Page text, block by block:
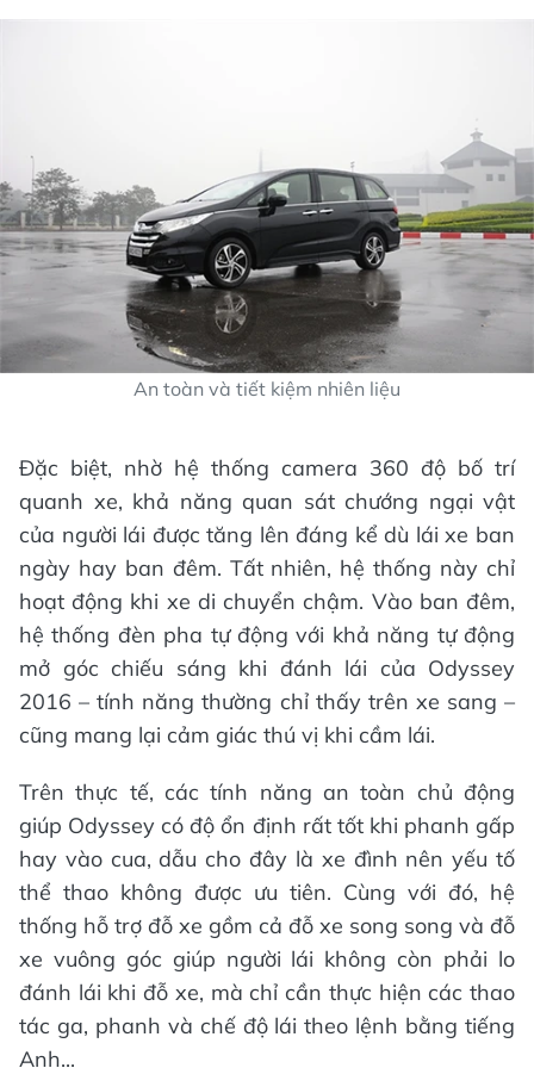
An toàn và tiết kiệm nhiên liệu
Đặc biệt, nhờ hệ thống camera 360 độ bố trí
quanh xe, khả năng quan sát chướng ngại vật
của người lái được tăng lên đáng kể dù lái xe ban
ngày hay ban đêm. Tất nhiên, hệ thống này chỉ
hoạt động khi xe di chuyển chậm. Vào ban đêm,
hệ thống đèn pha tự động với khả năng tự động
mở góc chiếu sáng khi đánh lái của Odyssey
2016 – tính năng thường chỉ thấy trên xe sang –
cũng mang lại cảm giác thú vị khi cầm lái.
Trên thực tế, các tính năng an toàn chủ động
giúp Odyssey có độ ổn định rất tốt khi phanh gấp
hay vào cua, dẫu cho đây là xe đình nên yếu tố
thể thao không được ưu tiên. Cùng với đó, hệ
thống hỗ trợ đỗ xe gồm cả đỗ xe song song và đỗ
xe vuông góc giúp người lái không còn phải lo
đánh lái khi đỗ xe, mà chỉ cần thực hiện các thao
tác ga, phanh và chế độ lái theo lệnh bằng tiếng
Anh...